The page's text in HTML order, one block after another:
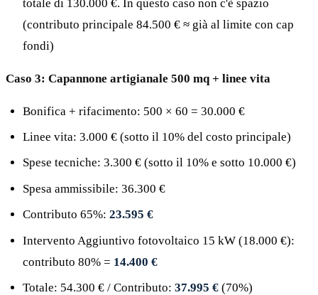
totale di 130.000 €. In questo caso non c'è spazio
(contributo principale 84.500 € ≈ già al limite con cap
fondi)
Caso 3: Capannone artigianale 500 mq + linee vita
Bonifica + rifacimento: 500 × 60 = 30.000 €
Linee vita: 3.000 € (sotto il 10% del costo principale)
Spese tecniche: 3.300 € (sotto il 10% e sotto 10.000 €)
Spesa ammissibile: 36.300 €
Contributo 65%: 23.595 €
Intervento Aggiuntivo fotovoltaico 15 kW (18.000 €):
contributo 80% = 14.400 €
Totale: 54.300 € / Contributo: 37.995 € (70%)